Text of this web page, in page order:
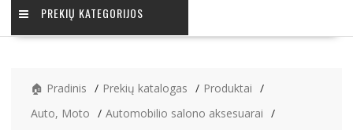
PREKIŲ KATEGORIJOS
🏠 Pradinis Prekių katalogas
Produktai
Auto, Moto
Automobilio salono aksesuarai